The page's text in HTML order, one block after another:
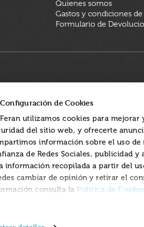
de Cookies
utilizamos cookies para
del sitio web, y ofrecerte
información sobre el uso
de Redes Sociales, publicidad
información recopilada a partir del
cambiar de opinión y retirar el
consulta laPolítica de
Quienes somos
Gastos y condiciones
Formulario de